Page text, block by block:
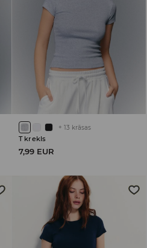
+ 13 krāsas
T krekls
7,99 EUR